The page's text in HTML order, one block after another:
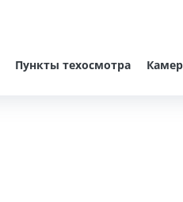
Пункты техосмотра